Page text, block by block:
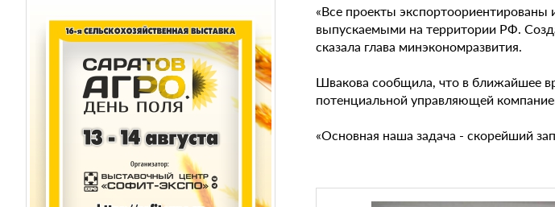
«Все проекты
выпускаемыми на территории РФ.
сказала глава минэкономразвития.
Швакова сообщила, что в ближайшее
потенциальной управляющей
«Основная наша задача - скорейший